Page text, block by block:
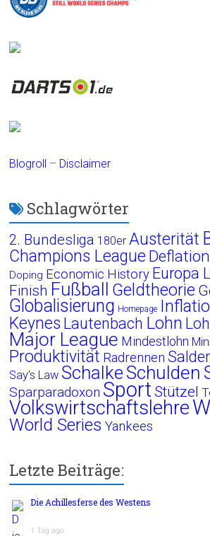
Blogroll – Disclaimer
Schlagwörter
2. Bundesliga 180er Austerität
Champions League Deflation
Doping Economic History Europa
Finish Fußball Geldtheorie
Globalisierung Homepage
Keynes Lautenbach Lohn
Major League Mindestlohn
Produktivität Radrennen
Say's Law Schalke Schulden
Sparparadoxon Sport Stützel
Volkswirtschaftslehre
World Series Yankees
Letzte Beiträge:
Die Achillesferse des Westens
1 Tag ago